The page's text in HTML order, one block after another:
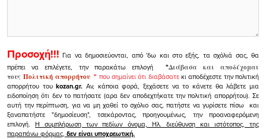
Προσοχή!!! Για να δημοσιεύονται, από 'δω και στο εξής, τα σχόλιά σας, θα
πρέπει να επιλέγετε, την παρακάτω επιλογή
"Διάβασα και αποδέχομαι
τουςΠολιτική απορρήτου" που σημαίνει ότι διαβάσατεκι αποδέχεστε την πολιτική
απορρήτου τουkozan.gr. Αν, κάποια φορά, ξεχάσετε να το κάνετε θα λάβετε μια
ειδοποίηση ότι δεν το πατήσατε (αρα δεν αποδεχτήκατε την πολιτική απορρήτου). Σε
αυτή την περίπτωση, για να μη χαθεί το σχόλιο σας, πατήστε να γυρίσετε πίσω και
ξαναπατήστε "δημοσίευση", τσεκάροντας, προηγουμένως, την προαναφερόμενη
επιλογή.Η συμπλήρωση των πεδίων όνομα, Ηλ. διεύθυνση και ιστότοπος, της
παραπάνω φόρμας, δεν είναι υποχρεωτική.